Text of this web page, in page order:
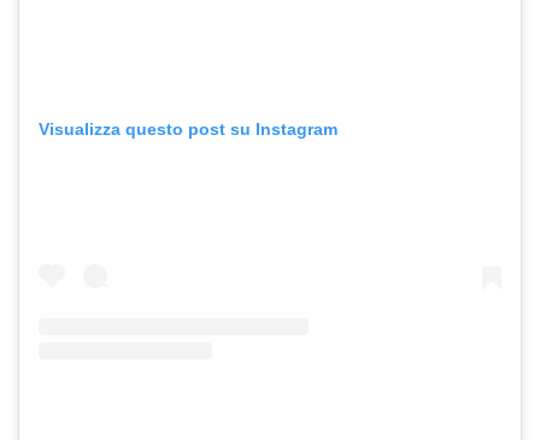
Visualizza questo post su Instagram